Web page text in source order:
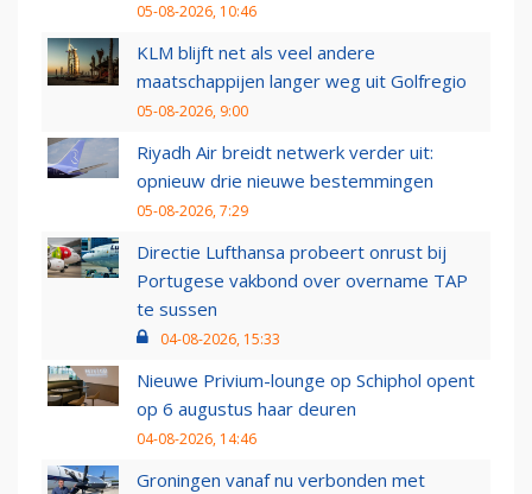
05-08-2026, 10:46
KLM blijft net als veel andere
maatschappijen langer weg uit Golfregio
05-08-2026, 9:00
Riyadh Air breidt netwerk verder uit:
opnieuw drie nieuwe bestemmingen
05-08-2026, 7:29
Directie Lufthansa probeert onrust bij
Portugese vakbond over overname TAP
te sussen
04-08-2026, 15:33
Nieuwe Privium-lounge op Schiphol opent
op 6 augustus haar deuren
04-08-2026, 14:46
Groningen vanaf nu verbonden met